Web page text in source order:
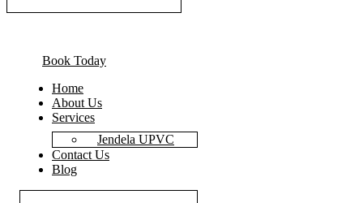
Book Today
Home
About Us
Services
Jendela UPVC
Contact Us
Blog